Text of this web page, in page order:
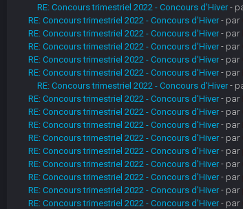
RE: Concours trimestriel 2022 - Concours d'Hiver -
RE: Concours trimestriel 2022 - Concours d'Hiver - par
RE: Concours trimestriel 2022 - Concours d'Hiver - par
RE: Concours trimestriel 2022 - Concours d'Hiver - par
RE: Concours trimestriel 2022 - Concours d'Hiver - par
RE: Concours trimestriel 2022 - Concours d'Hiver - par
RE: Concours trimestriel 2022 - Concours d'Hiver -
RE: Concours trimestriel 2022 - Concours d'Hiver - par
RE: Concours trimestriel 2022 - Concours d'Hiver - par
RE: Concours trimestriel 2022 - Concours d'Hiver - par
RE: Concours trimestriel 2022 - Concours d'Hiver - par
RE: Concours trimestriel 2022 - Concours d'Hiver - par
RE: Concours trimestriel 2022 - Concours d'Hiver - par
RE: Concours trimestriel 2022 - Concours d'Hiver - par
RE: Concours trimestriel 2022 - Concours d'Hiver - par
RE: Concours trimestriel 2022 - Concours d'Hiver - par